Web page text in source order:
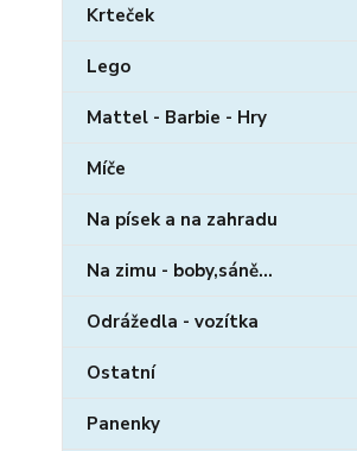
Krteček
Lego
Mattel - Barbie - Hry
Míče
Na písek a na zahradu
Na zimu - boby,sáně...
Odrážedla - vozítka
Ostatní
Panenky